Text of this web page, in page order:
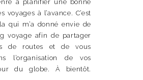
à planifier une bonne
voyages à l’avance. C’est
qui m’a donné envie de
voyage afin de partager
de routes et de vous
l’organisation de vos
du globe. À bientôt.